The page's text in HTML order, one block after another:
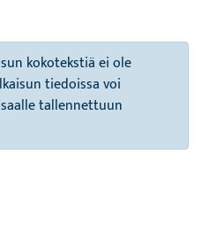
kokotekstiä ei ole
tiedoissa voi
tallennettuun